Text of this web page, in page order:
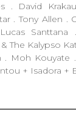
. David
. Tony Allen .
The Kalypso
. Moh Kouyate
+ Isadora +